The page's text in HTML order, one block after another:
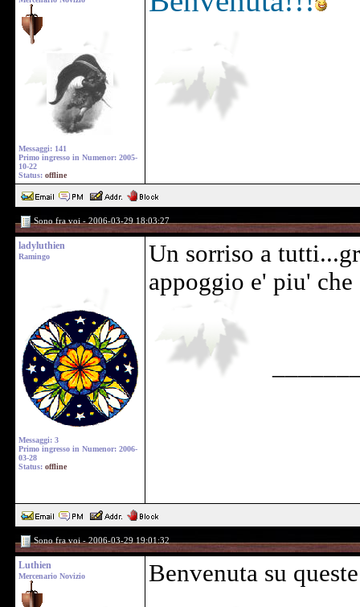
Messaggi: 141
Primo ingresso in Numenor: 2005-
10-22
Status: offline
Sono fra voi - 2006-03-29 18:03:27
ladyluthien
Ramingo
Messaggi: 3
Primo ingresso in Numenor: 2006-
03-28
Status: offline
Un sorriso a
appoggio e' piu'
Sono fra voi - 2006-03-29 19:01:32
Luthien
Mercenario Novizio Benvenuta su